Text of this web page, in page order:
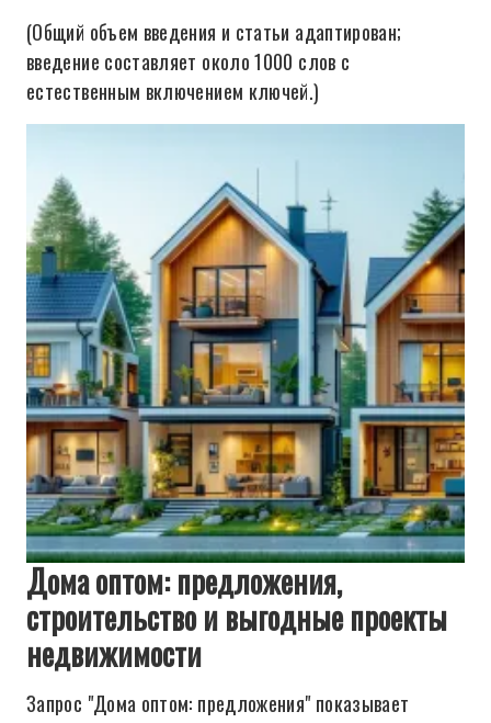
(Общий объем введения и статьи адаптирован;
введение составляет около 1000 слов с
естественным включением ключей.)
Дома оптом: предложения,
строительство и выгодные проекты
недвижимости
Запрос "Дома оптом: предложения" показывает